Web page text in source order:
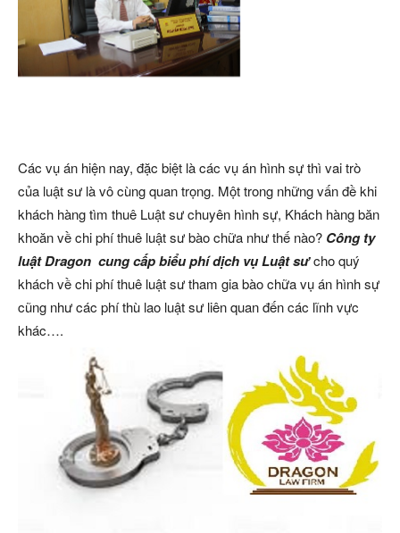
Các vụ án hiện nay, đặc biệt là các vụ án hình sự thì vai trò
của luật sư là vô cùng quan trọng. Một trong những vấn đề khi
khách hàng tìm thuê Luật sư chuyên hình sự, Khách hàng băn
khoăn về chi phí thuê luật sư bào chữa như thế nào? Công ty
luật Dragon cung cấp biểu phí dịch vụ Luật sưcho quý
khách về chi phí thuê luật sư tham gia bào chữa vụ án hình sự
cũng như các phí thù lao luật sư liên quan đến các lĩnh vực
khác….